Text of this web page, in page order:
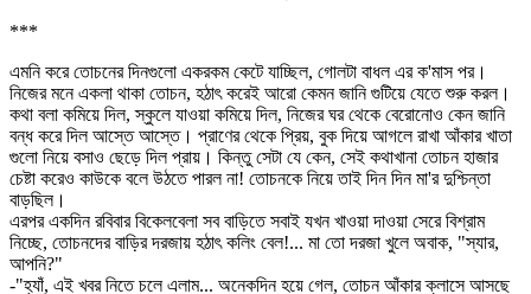
***
এমনি করে তোচনের দিনগুলো একরকম কেটে যাচ্ছিল, গোলটা বাধল এর ক'মাস পর।
নিজের মনে একলা থাকা তোচন, হঠাৎ করেই আরো কেমন জানি গুটিয়ে যেতে শুরু করল।
কথা বলা কমিয়ে দিল, স্কুলে যাওয়া কমিয়ে দিল, নিজের ঘর থেকে বেরোনোও কেন জানি
বন্ধ করে দিল আস্তে আস্তে। প্রাণের থেকে প্রিয়, বুক দিয়ে আগলে রাখা আঁকার খাতা
গুলো নিয়ে বসাও ছেড়ে দিল প্রায়। কিন্তু সেটা যে কেন, সেই কথাখানা তোচন হাজার
চেষ্টা করেও কাউকে বলে উঠতে পারল না! তোচনকে নিয়ে তাই দিন দিন মা'র দুশ্চিন্তা
বাড়ছিল।
এরপর একদিন রবিবার বিকেলবেলা সব বাড়িতে সবাই যখন খাওয়া দাওয়া সেরে বিশ্রাম
নিচ্ছে, তোচনদের বাড়ির দরজায় হঠাৎ কলিং বেল!... মা তো দরজা খুলে অবাক, "স্যার,
আপনি?"
-"হ্যাঁ, এই খবর নিতে চলে এলাম... অনেকদিন হয়ে গেল, তোচন আঁকার ক্লাসে আসছে